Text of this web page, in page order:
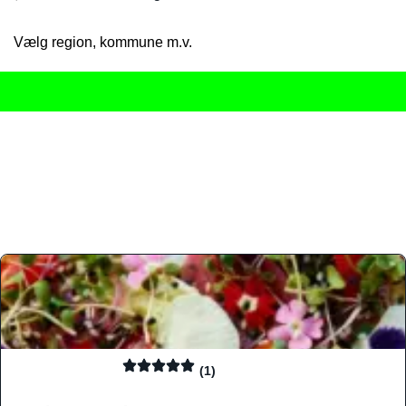
Vælg region, kommune m.v.
(1)